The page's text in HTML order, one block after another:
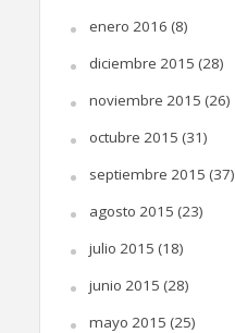
enero 2016 (8)
diciembre 2015 (28)
noviembre 2015 (26)
octubre 2015 (31)
septiembre 2015 (37)
agosto 2015 (23)
julio 2015 (18)
junio 2015 (28)
mayo 2015 (25)